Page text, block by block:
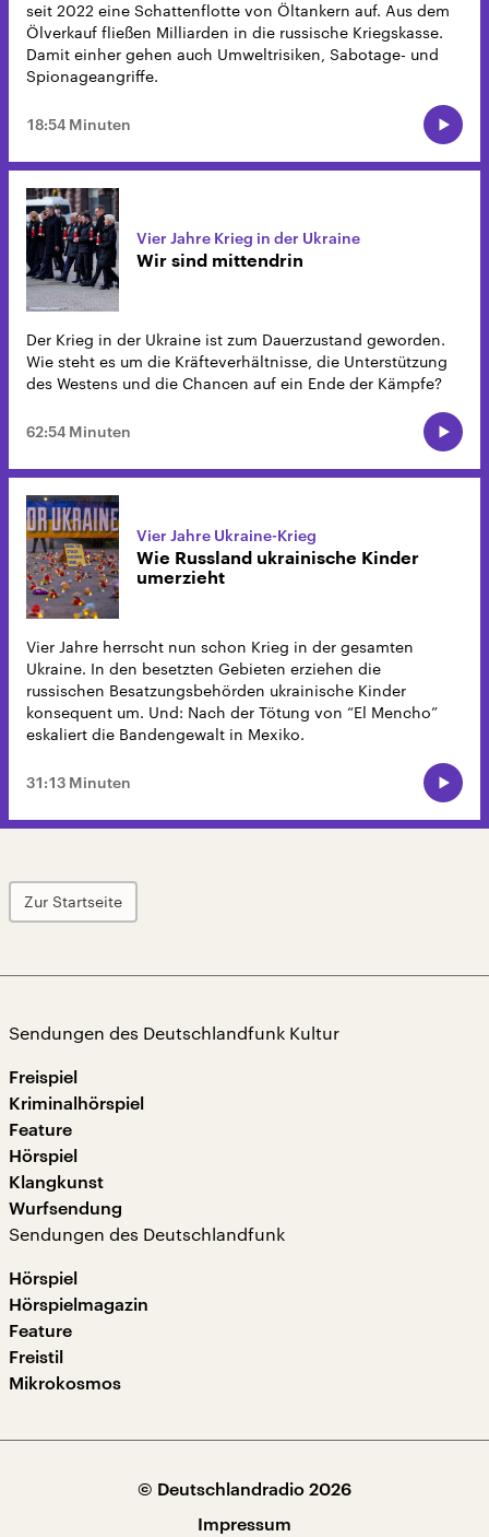
seit 2022 eine Schattenflotte von Öltankern auf. Aus dem
Ölverkauf fließen Milliarden in die russische Kriegskasse.
Damit einher gehen auch Umweltrisiken, Sabotage- und
Spionageangriffe.
18:54 Minuten
Vier Jahre Krieg in der Ukraine
Wir sind mittendrin
Der Krieg in der Ukraine ist zum Dauerzustand geworden.
Wie steht es um die Kräfteverhältnisse, die Unterstützung
des Westens und die Chancen auf ein Ende der Kämpfe?
62:54 Minuten
Vier Jahre Ukraine-Krieg
Wie Russland ukrainische Kinder
umerzieht
Vier Jahre herrscht nun schon Krieg in der gesamten
Ukraine. In den besetzten Gebieten erziehen die
russischen Besatzungsbehörden ukrainische Kinder
konsequent um. Und: Nach der Tötung von “El Mencho”
eskaliert die Bandengewalt in Mexiko.
31:13 Minuten
Zur Startseite
Sendungen des Deutschlandfunk Kultur
Freispiel
Kriminalhörspiel
Feature
Hörspiel
Klangkunst
Wurfsendung
Sendungen des Deutschlandfunk
Hörspiel
Hörspielmagazin
Feature
Freistil
Mikrokosmos
© Deutschlandradio 2026
Impressum